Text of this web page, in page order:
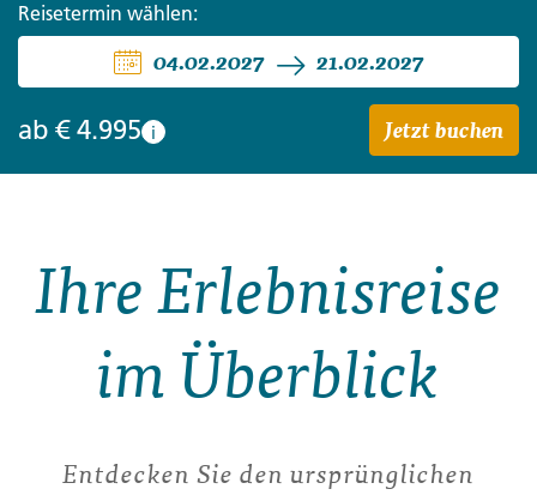
Madagaskar - Lemuren und
Reisetermin wählen:
04.02.2027 21.02.2027
ab € 4.995 i Jetzt buchen
Ihre Erlebnisreise
im Überblick
Entdecken Sie den ursprünglichen